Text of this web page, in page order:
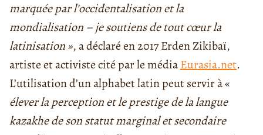
marquée par l’occidentalisation et la
mondialisation – je soutiens de tout cœur la
latinisation », a déclaré en 2017 Erden Zikibaï,
artiste et activiste cité par le médiaEurasia.net.
L’utilisation d’un alphabet latin peut servir à «
élever la perception et le prestige de la langue
kazakhe de son statut marginal et secondaire